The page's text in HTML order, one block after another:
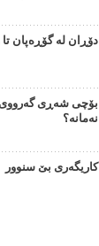
دۆڕان لە گۆڕەپان
بۆچی شەڕی گەرووی
نەمانە؟
کاریگەری بێ سنوور